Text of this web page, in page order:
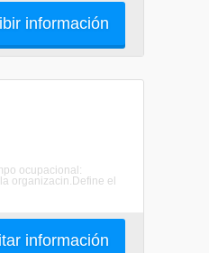
información
ocupacional:
organizacin.Define el
información